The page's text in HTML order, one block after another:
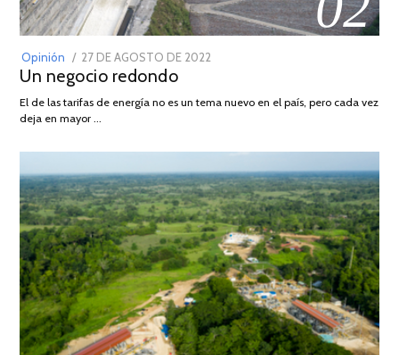
Opinión
POSTED
ON
27 DE AGOSTO DE 2022
DE
Un negocio redondo
El de las tarifas de energía no es un tema nuevo en el país, pero cada vez
deja en mayor …